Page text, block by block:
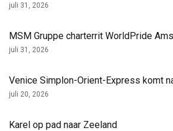
juli 31, 2026
MSM Gruppe charterrit WorldPride
juli 31, 2026
Venice Simplon-Orient-Express komt
juli 20, 2026
Karel op pad naar Zeeland